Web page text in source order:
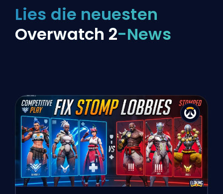
Lies die neuesten
Overwatch 2-News